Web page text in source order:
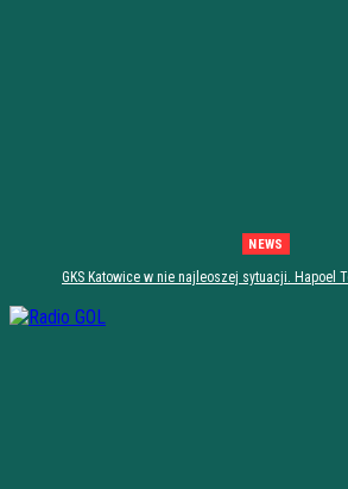
NEWS
GKS Katowice w nie najleoszej sytuacji. Hapoel